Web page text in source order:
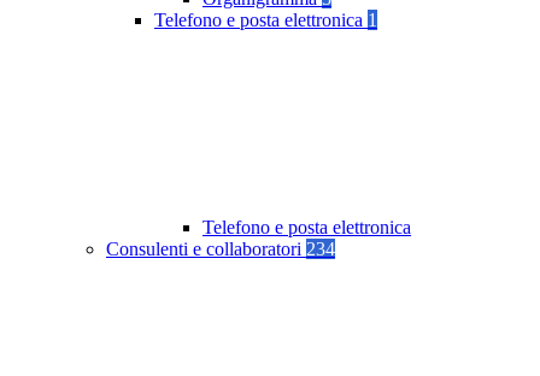
Telefono e posta elettronica 1
Telefono e posta elettronica
Consulenti e collaboratori 234